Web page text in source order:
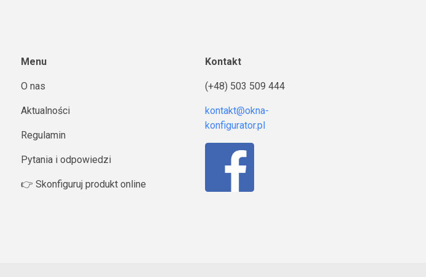
Menu
O nas
Aktualności
Regulamin
Pytania i odpowiedzi
👉 Skonfiguruj produkt online
Kontakt
(+48) 503 509 444